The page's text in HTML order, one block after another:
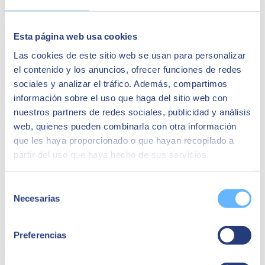
Esta página web usa cookies
Las cookies de este sitio web se usan para personalizar
el contenido y los anuncios, ofrecer funciones de redes
sociales y analizar el tráfico. Además, compartimos
información sobre el uso que haga del sitio web con
nuestros partners de redes sociales, publicidad y análisis
web, quienes pueden combinarla con otra información
que les haya proporcionado o que hayan recopilado a
partir del uso que haya hecho de sus servicios.
Necesarias
Preferencias
más de 10.000 profesionales altamente cualificados, SEIDOR tiene
Unidos, Oriente Medio, África y Asia. La consultora es partner de
los principales líderes tecnológicos.
Quizá te puede interesar